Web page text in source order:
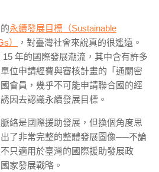
永續發展目標（Sustainable
）
，對臺灣社會來說真的很遙遠。
年的國際發展潮流，其中含有許多
位申請經費與審核計畫的「通關密
會員，幾乎不可能申請聯合國的經
因去認識永續發展目標。
絡是國際援助發展，但換個角度思
了非常完整的整體發展圖像──不論
只適用於臺灣的國際援助發展政
家發展戰略。